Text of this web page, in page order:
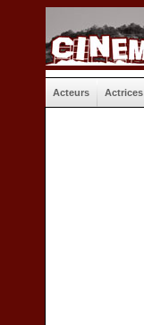
Acteurs Actrices